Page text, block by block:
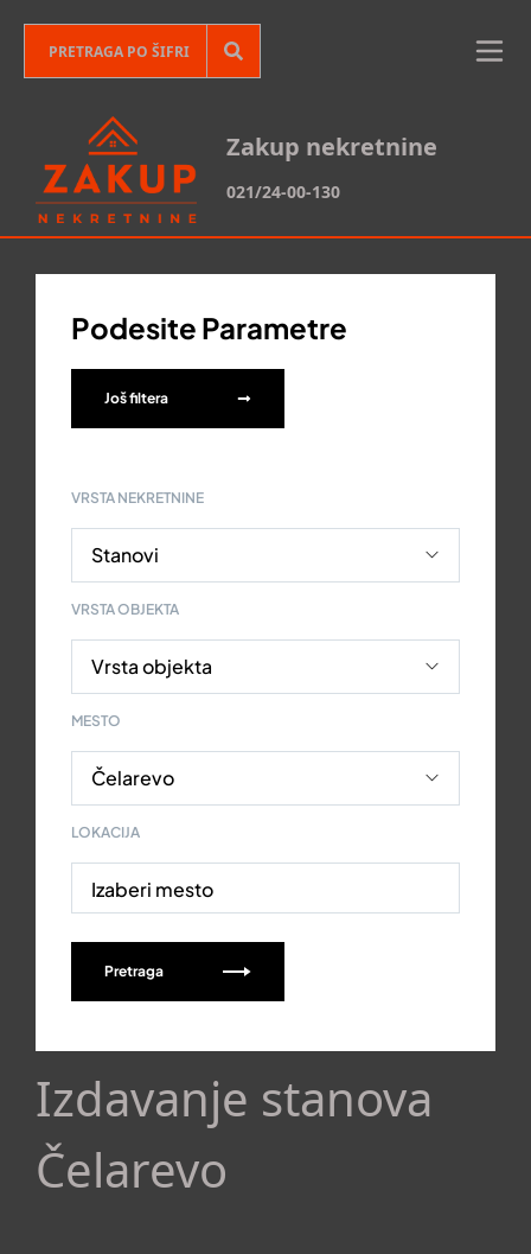
Zakup nekretnine
021/24-00-130
Podesite Parametre
Još filtera
VRSTA NEKRETNINE
VRSTA OBJEKTA
MESTO
LOKACIJA
Izaberi mesto
Pretraga
Izdavanje stanova
Čelarevo